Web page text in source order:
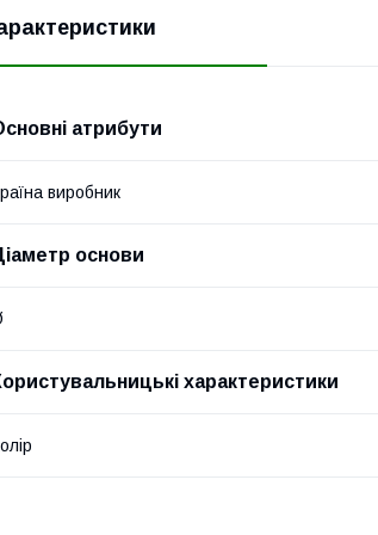
атрибути
виробник
основи
характеристики